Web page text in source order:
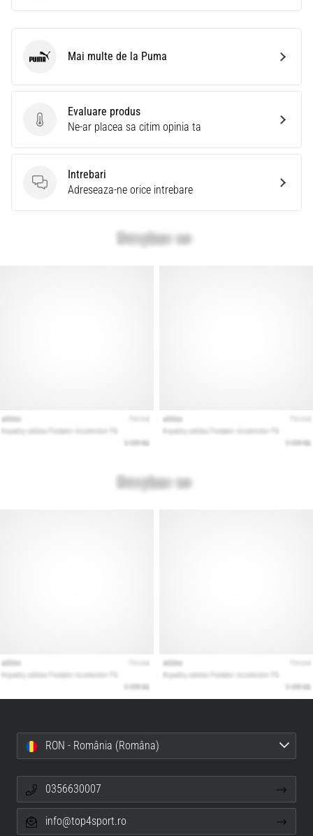
Evaluare produs
Evaluare produs
Ne-ar placea sa citim opinia ta
Intrebari
Intrebari
Adreseaza-ne orice intrebare
Puma Mai multe de la Puma
RON - România (Româna)
0356630007
info@top4sport.ro